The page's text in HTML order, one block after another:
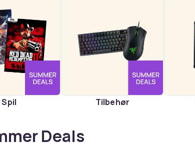
Spil Tilbehør
Deals